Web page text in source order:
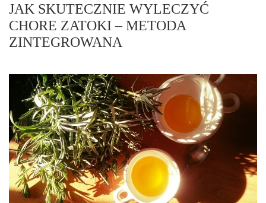
JAK SKUTECZNIE WYLECZYĆ
CHORE ZATOKI – METODA
ZINTEGROWANA